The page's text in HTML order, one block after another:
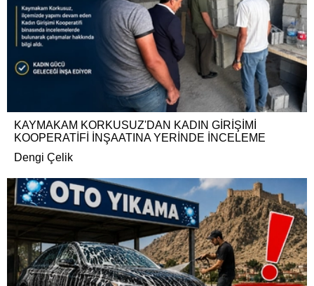
KAYMAKAM KORKUSUZ'DAN KADIN GİRİŞİMİ
KOOPERATİFİ İNŞAATINA YERİNDE İNCELEME
Dengi Çelik